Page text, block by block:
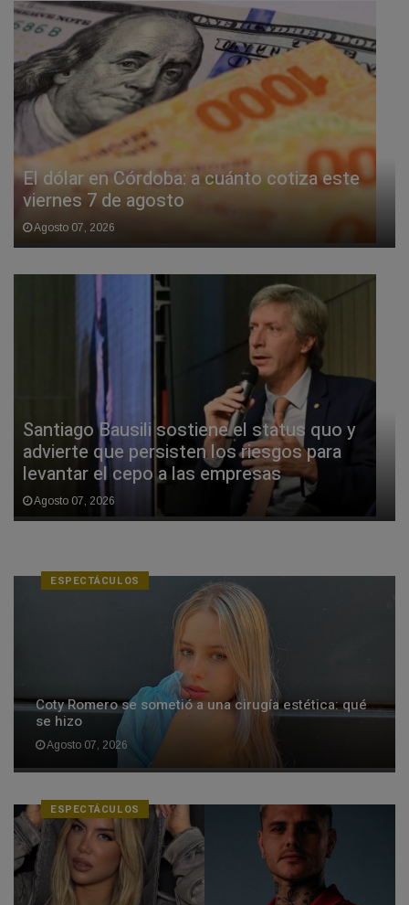
El dólar en Córdoba: a cuánto cotiza este
viernes 7 de agosto
Agosto 07, 2026
Santiago Bausili sostiene el status quo y
advierte que persisten los riesgos para
levantar el cepo a las empresas
Agosto 07, 2026
ESPECTÁCULOS
Coty Romero se sometió a una cirugía estética: qué
se hizo
Agosto 07, 2026
ESPECTÁCULOS